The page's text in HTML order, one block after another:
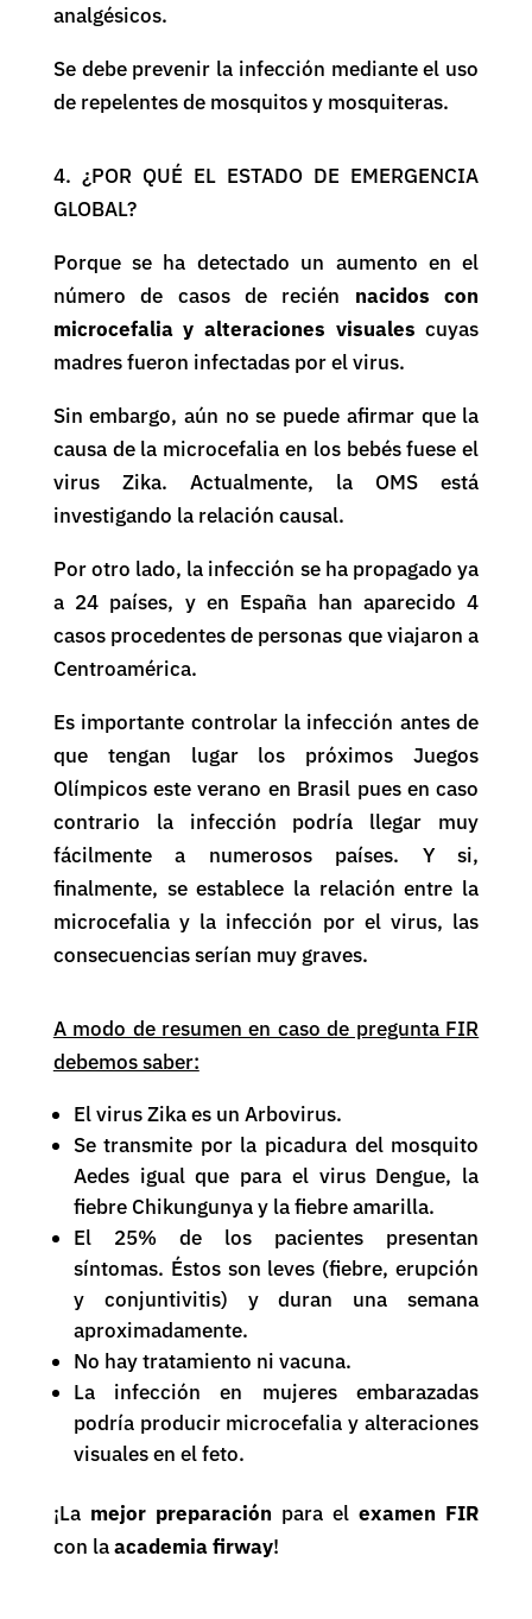
analgésicos.
Se debe prevenir la infección mediante el uso
de repelentes de mosquitos y mosquiteras.
4. ¿POR QUÉ EL ESTADO DE EMERGENCIA
GLOBAL?
Porque se ha detectado un aumento en el
número de casos de recién nacidos con
microcefalia y alteraciones visuales cuyas
madres fueron infectadas por el virus.
Sin embargo, aún no se puede afirmar que la
causa de la microcefalia en los bebés fuese el
virus Zika. Actualmente, la OMS está
investigando la relación causal.
Por otro lado, la infección se ha propagado ya
a 24 países, y en España han aparecido 4
casos procedentes de personas que viajaron a
Centroamérica.
Es importante controlar la infección antes de
que tengan lugar los próximos Juegos
Olímpicos este verano en Brasil pues en caso
contrario la infección podría llegar muy
fácilmente a numerosos países. Y si,
finalmente, se establece la relación entre la
microcefalia y la infección por el virus, las
consecuencias serían muy graves.
A modo de resumen en caso de pregunta FIR
debemos saber:
El virus Zika es un Arbovirus.
Se transmite por la picadura del mosquito
Aedes igual que para el virus Dengue, la
fiebre Chikungunya y la fiebre amarilla.
El 25% de los pacientes presentan
síntomas. Éstos son leves (fiebre, erupción
y conjuntivitis) y duran una semana
aproximadamente.
No hay tratamiento ni vacuna.
La infección en mujeres embarazadas
podría producir microcefalia y alteraciones
visuales en el feto.
¡Lamejor preparación para elexamen FIR
con laacademia firway!